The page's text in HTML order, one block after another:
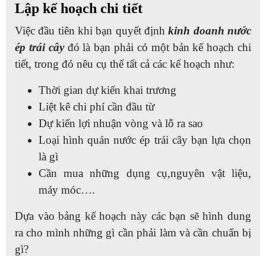
Lập kế hoạch chi tiết
Việc đầu tiên khi bạn quyết địnhkinh doanh nước
ép trái câyđó là bạn phải có một bản kế hoạch chi
tiết, trong đó nêu cụ thể tất cả các kế hoạch như:
Thời gian dự kiến khai trương
Liệt kê chi phí cần đầu từ
Dự kiến lợi nhuận vòng và lỗ ra sao
Loại hình quán nước ép trái cây bạn lựa chọn
là gì
Cần mua những dụng cụ,nguyên vật liệu,
máy móc….
Dựa vào bảng kế hoạch này các bạn sẽ hình dung
ra cho mình những gì cần phải làm và cần chuẩn bị
gì?